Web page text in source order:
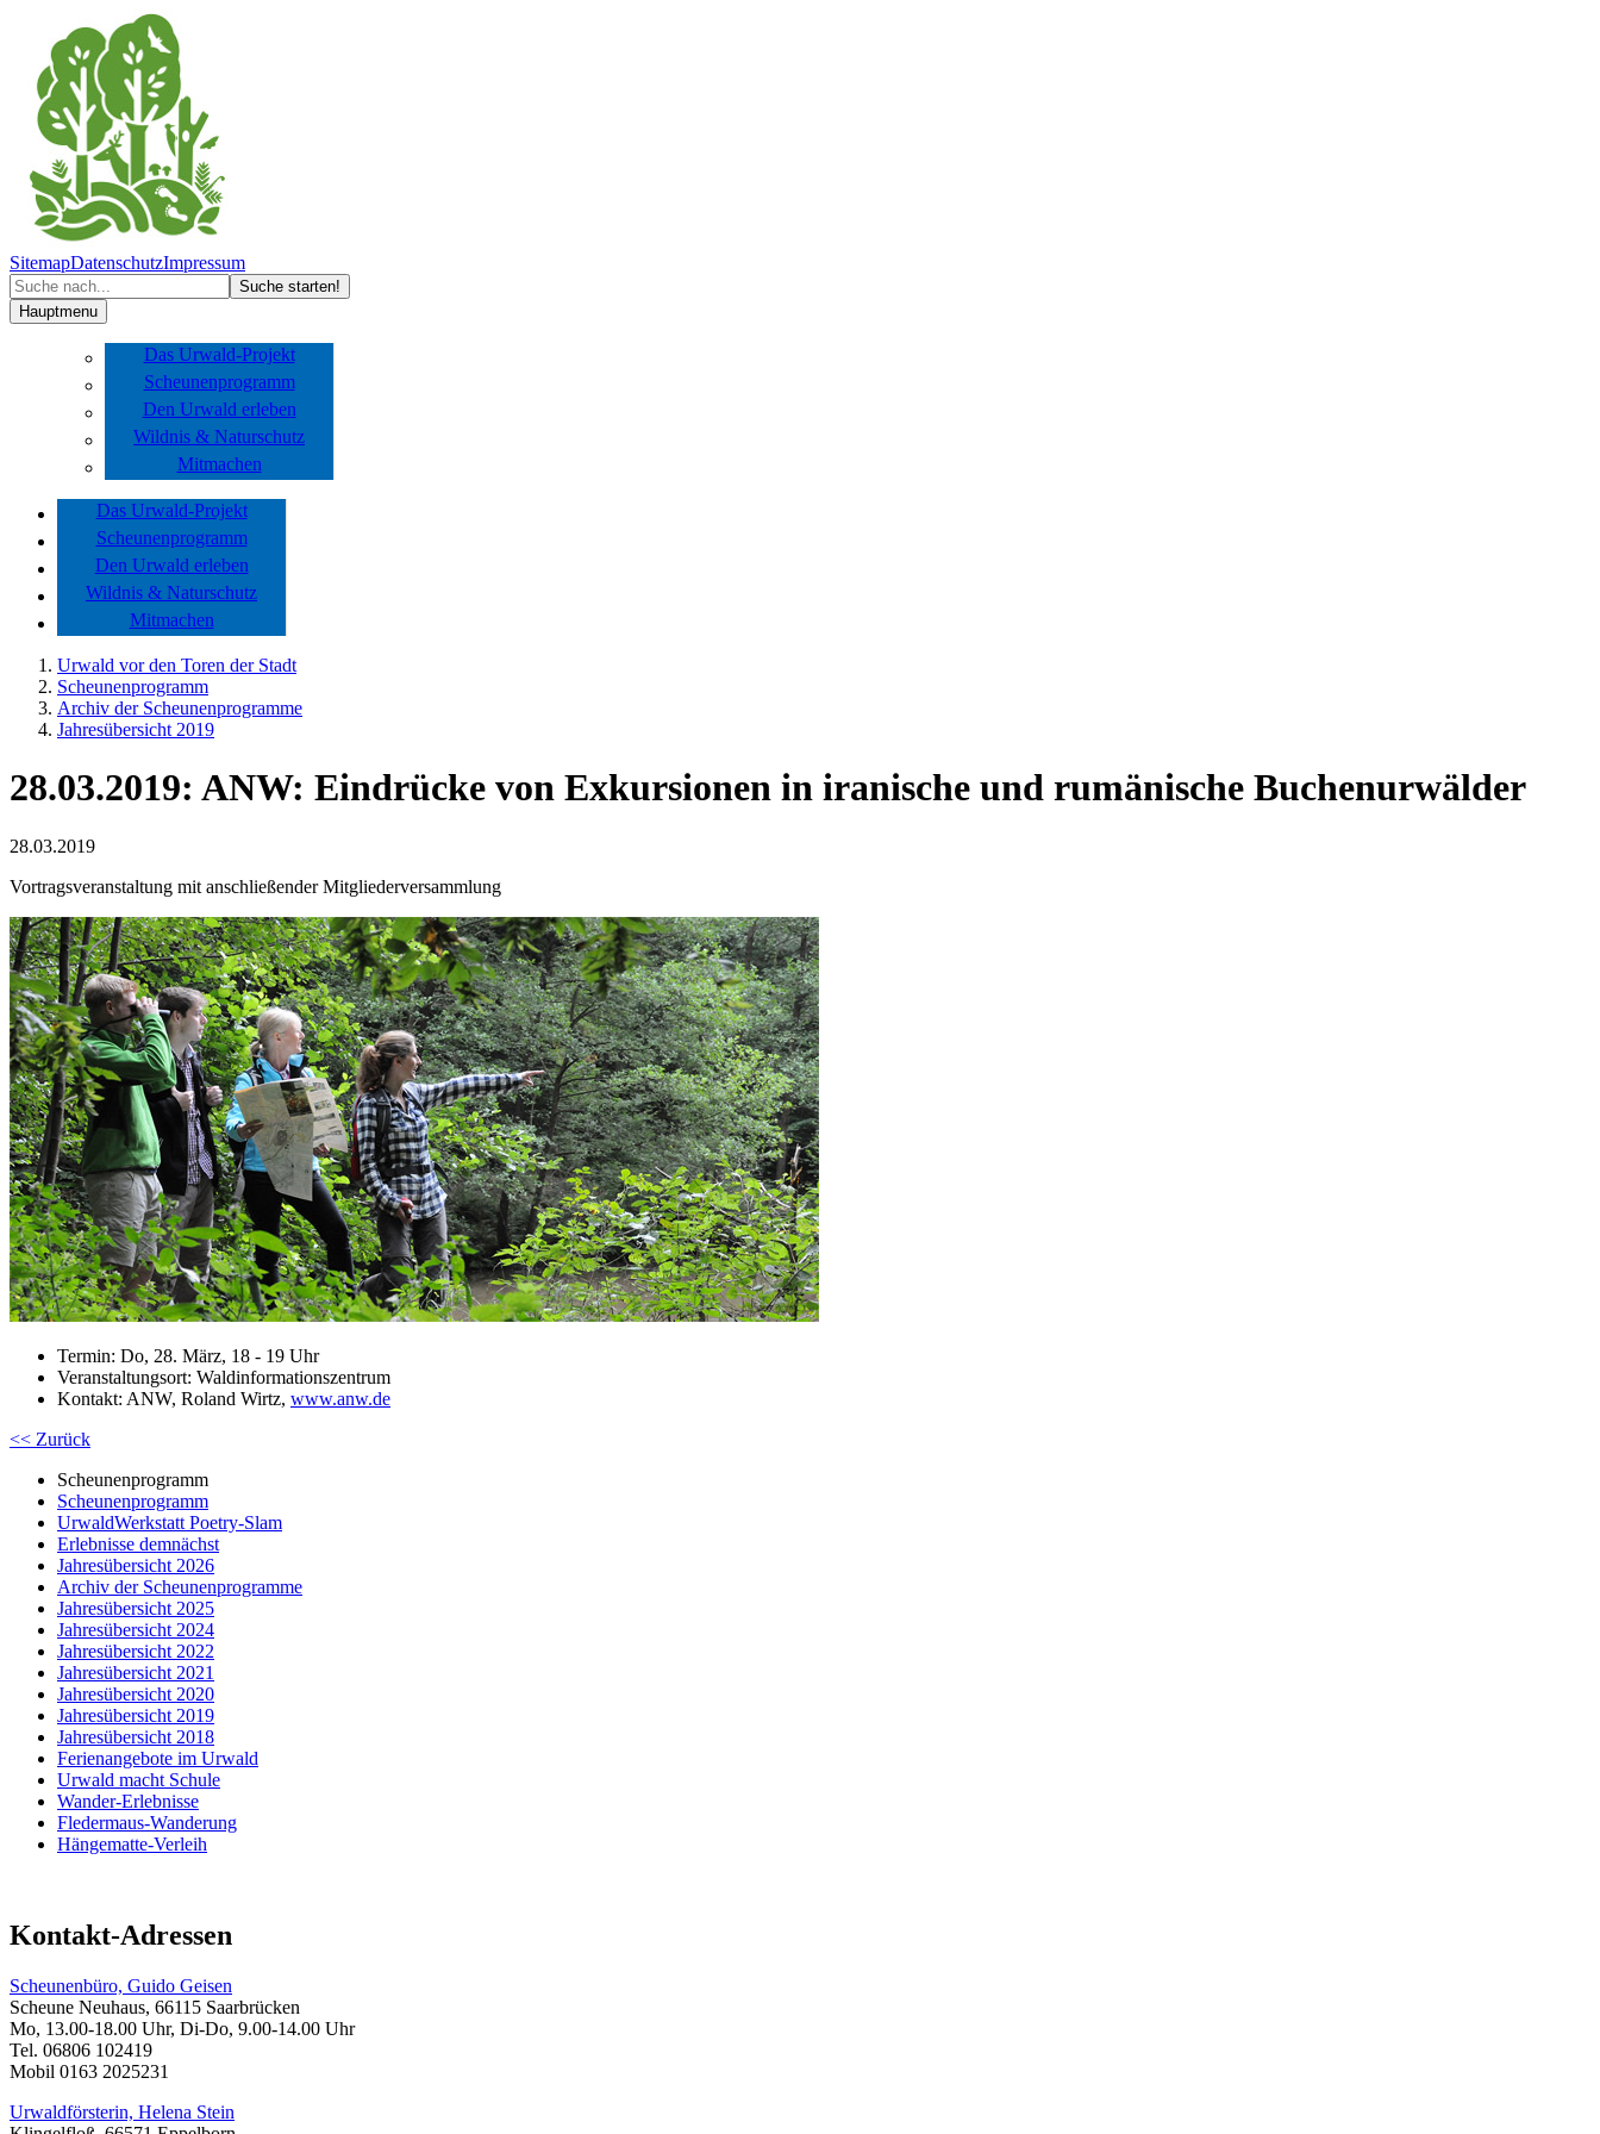
SitemapDatenschutzImpressum
Hauptmenu
Das Urwald-Projekt
Scheunenprogramm
Den Urwald erleben
Wildnis & Naturschutz
Mitmachen
Das Urwald-Projekt
Scheunenprogramm
Den Urwald erleben
Wildnis & Naturschutz
Mitmachen
Urwald vor den Toren der Stadt
Scheunenprogramm
Archiv der Scheunenprogramme
Jahresübersicht 2019
28.03.2019: ANW: Eindrücke von Exkursionen in iranische und rumänische Buchenurwälder
28.03.2019
Vortragsveranstaltung mit anschließender Mitgliederversammlung
Termin: Do, 28. März, 18 - 19 Uhr
Veranstaltungsort: Waldinformationszentrum
Kontakt: ANW, Roland Wirtz, www.anw.de
<< Zurück
Scheunenprogramm
Scheunenprogramm
UrwaldWerkstatt Poetry-Slam
Erlebnisse demnächst
Jahresübersicht 2026
Archiv der Scheunenprogramme
Jahresübersicht 2025
Jahresübersicht 2024
Jahresübersicht 2022
Jahresübersicht 2021
Jahresübersicht 2020
Jahresübersicht 2019
Jahresübersicht 2018
Ferienangebote im Urwald
Urwald macht Schule
Wander-Erlebnisse
Fledermaus-Wanderung
Hängematte-Verleih
Kontakt-Adressen
Scheunenbüro, Guido Geisen
Scheune Neuhaus, 66115 Saarbrücken
Mo, 13.00-18.00 Uhr, Di-Do, 9.00-14.00 Uhr
Tel. 06806 102419
Mobil 0163 2025231
Urwaldförsterin, Helena Stein